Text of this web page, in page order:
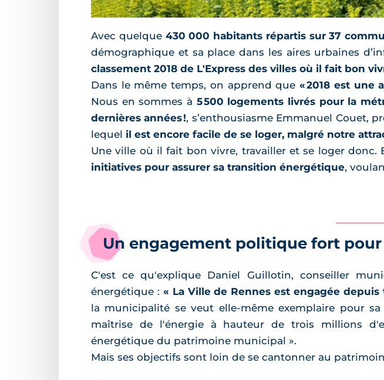
Avec quelque 430 000 habitants répartis sur 37
démographique et sa place dans les aires urbaines
classement 2018 de L'Express des villes où il fait bon
Dans le même temps, on apprend que« 2018 est une
Nous en sommes à 5 500 logements livrés pour la
dernières années !, s’enthousiasme Emmanuel Couet,
lequel il est encore facile de se loger, malgré notre
Une ville où il fait bon vivre, travailler et se loger donc.
initiatives pour assurer sa transition énergétique,
Un engagement politique fort pour
C'est ce qu'explique Daniel Guillotin, conseiller
énergétique : « La Ville de Rennes est engagée
la municipalité se veut elle-même exemplaire pour
maîtrise de l'énergie à hauteur de trois millions
énergétique du patrimoine municipal ».
Mais ses objectifs sont loin de se cantonner au